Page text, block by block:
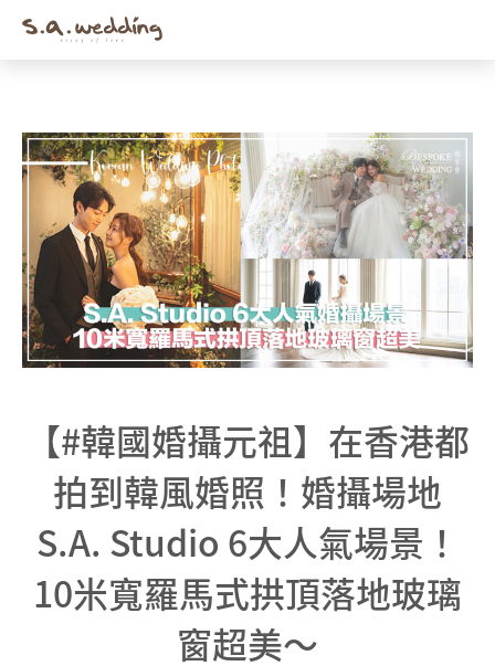
Skip
【#韓國婚攝元祖】在香港都
拍到韓風婚照！婚攝場地
S.A. Studio 6大人氣場景！
10米寬羅馬式拱頂落地玻璃
窗超美～